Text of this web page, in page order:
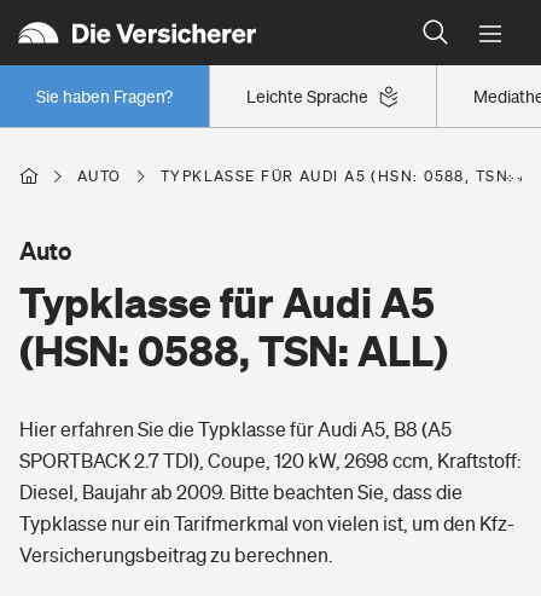
Leichte Sprache
Sie haben Fragen?
Wer versichert was: Jetzt Versicherer finden
Regionalklassen: So ist Ihre Region eingestuft
Wer versichert was: Jetzt Versicherer finden
Berufsunfähigkeitsversicherung
Erwerbsunfähigkeitsversicherung
Grundfähigkeitsversicherung
Arbeitsrechtsschutz
Berufshaftpflichtversicherung
Wohnen
Elementarversicherung
Freizeit
Pri­vate Haft­pflicht­
Gesundheit
AUTO TYPKLASSE FÜR AUDI A5 (HSN: 0588, TSN:
Typklasse für Audi A5
(HSN: 0588, TSN: ALL)
Auto
Hier erfahren Sie die Typklasse für Audi A5, B8 (A5
SPORTBACK 2.7 TDI), Coupe, 120 kW, 2698 ccm, Kraftstoff:
Diesel, Baujahr ab 2009. Bitte beachten Sie, dass die
Typklasse nur ein Tarifmerkmal von vielen ist, um den Kfz-
Versicherungsbeitrag zu berechnen.